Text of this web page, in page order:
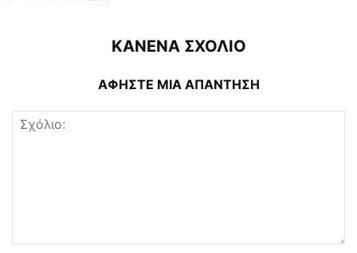
ΚΑΝΕΝΑ ΣΧΟΛΙΟ
ΑΦΗΣΤΕ ΜΙΑ ΑΠΑΝΤΗΣΗ